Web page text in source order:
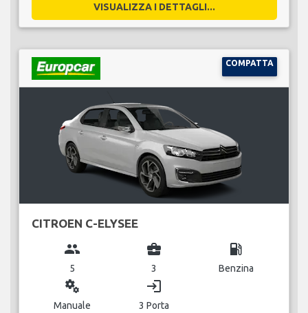
VISUALIZZA I DETTAGLI...
COMPATTA
CITROEN C-ELYSEE
group
5
business_center
3
local_gas_station
Benzina
miscellaneous_services
Manuale
login
3 Porta